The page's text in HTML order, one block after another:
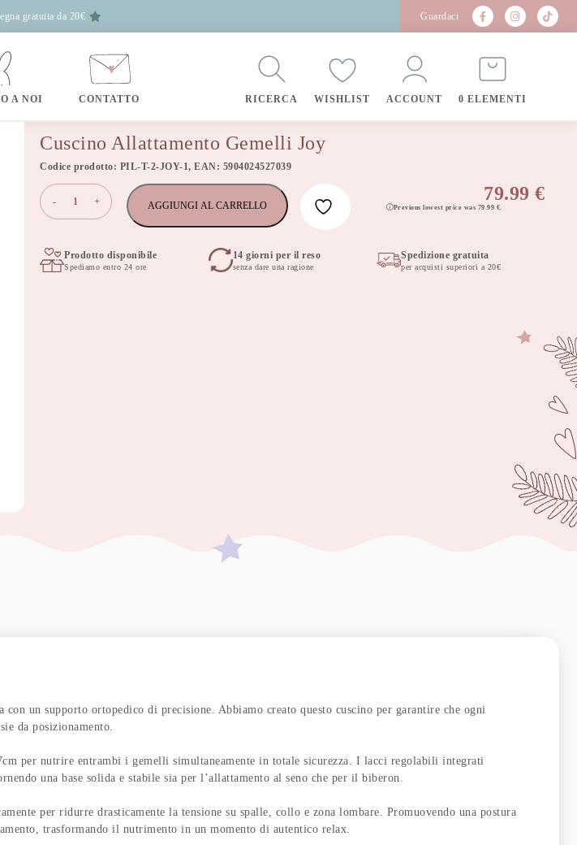
gratuita da 20€ Guardaci
A NOI CONTATTO RICERCA WISHLIST ACCOUNT 0 ELEMENTI
Cuscino Allattamento Gemelli Joy
Codice prodotto: PIL-T-2-JOY-1, EAN: 5904024527039
-
Cuscino
Allattamento
quantità
+ AGGIUNGI AL CARRELLO
79.99€
Previous lowest price was 79.99 €.
Prodotto disponibile
Spediamo entro 24 ore
14 giorni per il reso
senza dare una ragione
Spedizione gratuita
per acquisti superiori a 20€
un supporto ortopedico di precisione. Abbiamo creato questo cuscino per garantire che ogni
da posizionamento.
per nutrire entrambi i gemelli simultaneamente in totale sicurezza. I lacci regolabili integrati
una base solida e stabile sia per l’allattamento al seno che per il biberon.
per ridurre drasticamente la tensione su spalle, collo e zona lombare. Promuovendo una postura
trasformando il nutrimento in un momento di autentico relax.